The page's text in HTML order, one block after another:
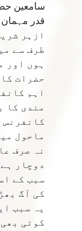
سامعین
قدر مہمان
ازہر
طرف سے
ہوں اور
حضرات
اہم
مندی کا
کانفرنس
ماحول
نہ صرف
دوچار
سبب كے
کی آگ
یہ سبب
کوئی